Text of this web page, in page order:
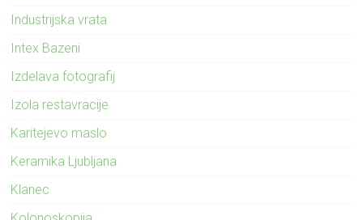
Industrijska vrata
Intex Bazeni
Izdelava fotografij
Izola restavracije
Karitejevo maslo
Keramika Ljubljana
Klanec